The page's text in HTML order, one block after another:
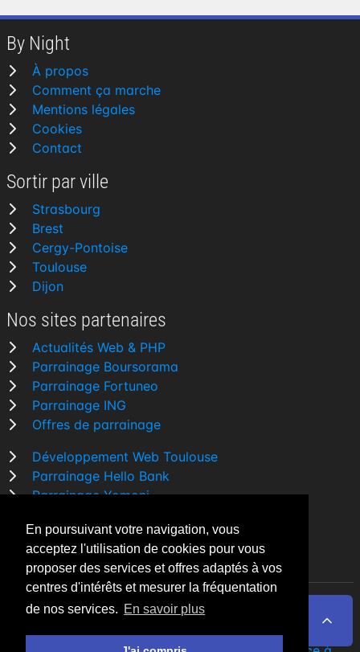
En poursuivant votre navigation, vous
acceptez l'utilisation de cookies pour vous
proposer des services et offres adaptés à vos
centres d'intérêts et mesurer la fréquentation
de nos services. En savoir plus
By Night
À propos
Comment ça marche
Mentions légales
Cookies
Contact
Sortir par ville
Strasbourg
Brest
Cergy-Pontoise
Toulouse
Dijon
Nos sites partenaires
Actualités Web & PHP
Parrainage Boursorama
Parrainage Fortuneo
Parrainage ING
Offres de parrainage
Développement Web Toulouse
Parrainage Hello Bank
Parrainage Yomoni
Comparatif banque
By Night v5.7.3| © 2026 - Tous droits réservés